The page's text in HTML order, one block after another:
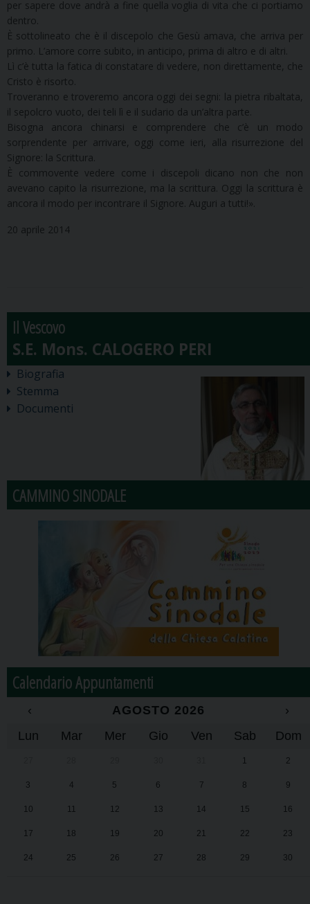
per sapere dove andrà a fine quella voglia di vita che ci portiamo
dentro.
È sottolineato che è il discepolo che Gesù amava, che arriva per
primo. L’amore corre subito, in anticipo, prima di altro e di altri.
Lì c’è tutta la fatica di constatare di vedere, non direttamente, che
Cristo è risorto.
Troveranno e troveremo ancora oggi dei segni: la pietra ribaltata,
il sepolcro vuoto, dei teli lì e il sudario da un’altra parte.
Bisogna ancora chinarsi e comprendere che c’è un modo
sorprendente per arrivare, oggi come ieri, alla risurrezione del
Signore: la Scrittura.
È commovente vedere come i discepoli dicano non che non
avevano capito la risurrezione, ma la scrittura. Oggi la scrittura è
ancora il modo per incontrare il Signore. Auguri a tutti!».
20 aprile 2014
Il Vescovo
Biografia
Stemma
Documenti
CAMMINO SINODALE
Calendario Appuntamenti
‹ AGOSTO 2026
›
Lun
Mar Mer Gio Ven Sab Dom
1 2
3 4 5 6 7 8 9
10 11 12 13 14 15 16
17 18 19 20 21 22 23
24 25 26 27 28 29 30